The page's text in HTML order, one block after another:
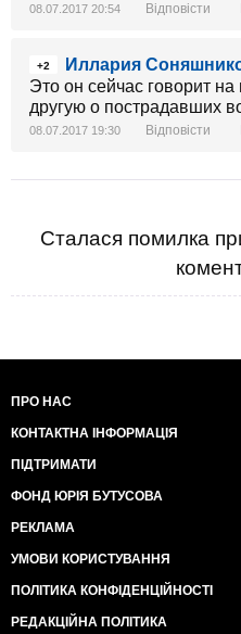
08.07.2017 20:54 Відповісти
+2
Иллария
Это он сейчас говорит на
другую о пострадавших
08.07.2017 19:30 Відповісти
Сталася помилка
ПРО НАС
КОНТАКТНА ІНФОРМАЦІЯ
ПІДТРИМАТИ
ФОНД ЮРІЯ БУТУСОВА
РЕКЛАМА
УМОВИ КОРИСТУВАННЯ
ПОЛІТИКА КОНФІДЕНЦІЙНОСТІ
РЕДАКЦІЙНА ПОЛІТИКА